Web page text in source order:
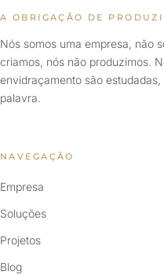
A OBRIGAÇÃO DE
Nós somos uma empresa, não
criamos, nós não produzimos.
envidraçamento são
palavra.
NAVEGAÇÃO
Empresa
Soluções
Projetos
Blog